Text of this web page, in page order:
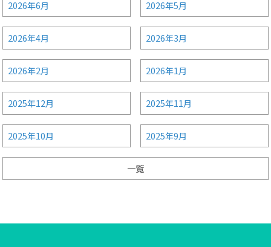
2026年6月 2026年5月
2026年4月 2026年3月
2026年2月 2026年1月
2025年12月 2025年11月
2025年10月 2025年9月
一覧